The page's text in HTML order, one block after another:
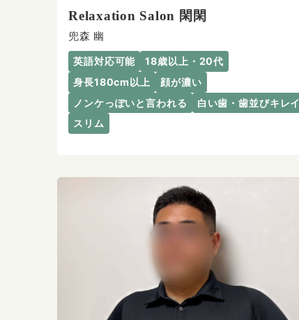
Relaxation Salon 閑閑
兜森 幽
英語対応可能
18歳以上・20代
身長180cm以上
顔が濃い
ノンケっぽいと言われる
白い歯・歯並びキレイ
スリム